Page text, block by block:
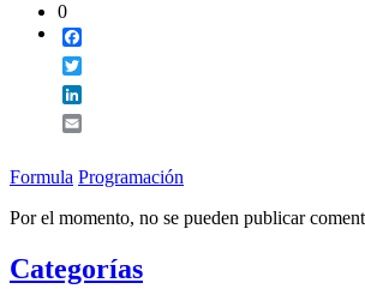
0
Formula Programación
Por el momento, no se pueden publicar
Categorías